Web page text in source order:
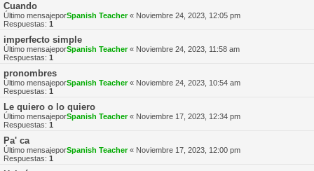
Cuando
Último mensajeporSpanish Teacher« Noviembre 24, 2023, 12:05 pm
Respuestas: 1
imperfecto simple
Último mensajeporSpanish Teacher« Noviembre 24, 2023, 11:58 am
Respuestas: 1
pronombres
Último mensajeporSpanish Teacher« Noviembre 24, 2023, 10:54 am
Respuestas: 1
Le quiero o lo quiero
Último mensajeporSpanish Teacher« Noviembre 17, 2023, 12:34 pm
Respuestas: 1
Pa' ca
Último mensajeporSpanish Teacher« Noviembre 17, 2023, 12:00 pm
Respuestas: 1